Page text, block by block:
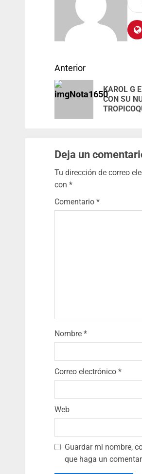
Anterior
KAROL G
CON SU
Deja un
Tu dirección de correo
con *
Comentario *
Nombre *
Correo electrónico *
Web
Guardar mi nombre,
que haga un